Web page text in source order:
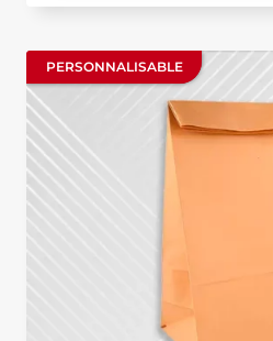
PERSONNALISABLE
PERSONNALISABLE